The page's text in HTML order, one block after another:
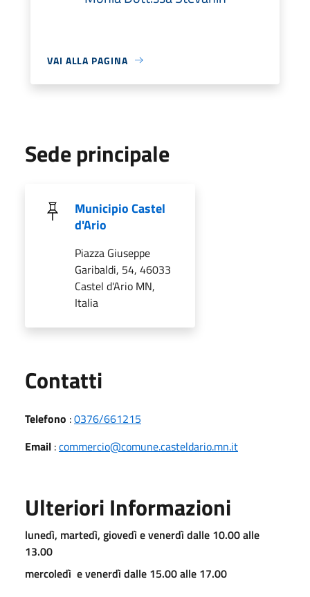
VAI ALLA PAGINA
Sede principale
Municipio Castel
d'Ario
Piazza Giuseppe
Garibaldi, 54, 46033
Castel d'Ario MN,
Italia
Contatti
Telefono :0376/661215
Email :commercio@comune.casteldario.mn.it
Ulteriori Informazioni
lunedì, martedì, giovedì e venerdì dalle 10.00 alle
13.00
mercoledì e venerdì dalle 15.00 alle 17.00